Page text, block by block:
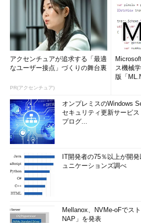
アクセンチュアが追求する「最適
なユーザー接点」づくりの舞台裏
PR(アクセンチュア)
ス機械
版「
オンプレミスのWindows
セキュリティ更新サービ
プログ...
IT開発者の75％以上が開
ュニケーションズ調べ
Mellanox、NVMe-oFでス
NAP」を発表